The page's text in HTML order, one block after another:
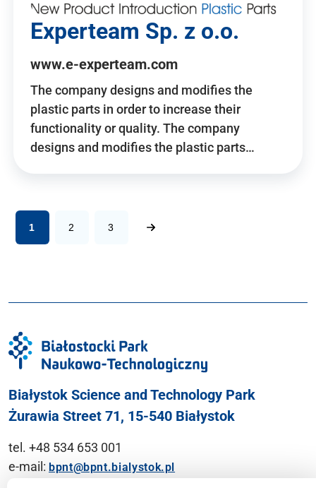
Experteam Sp. z o.o.
www.e-experteam.com
The company designs and modifies the
plastic parts in order to increase their
functionality or quality. The company
designs and modifies the plastic parts…
1 2 3
Białystok Science and Technology Park
Żurawia Street 71, 15-540 Białystok
tel. +48 534 653 001
e-mail: bpnt@bpnt.bialystok.pl